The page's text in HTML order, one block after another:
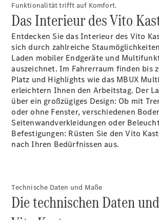
Mercedes-
Benz Store
Vito
Alle Vito
Vito
Kastenwagen
Vito Mixto
Vito Tourer
Mercedes-
Benz Store
Citan
Funktionalität trifft auf Komfort.
Das Interieur des Vito
Entdecken Sie das Interieur des Vito
sich durch zahlreiche
Laden mobiler Endgeräte und
auszeichnet. Im Fahrerraum finden bis
Platz und Highlights wie das MBUX
erleichtern Ihnen den Arbeitstag. Der
über ein großzügiges Design: Ob mit
oder ohne Fenster, verschiedenen
Seitenwandverkleidungen oder
Befestigungen: Rüsten Sie den Vito
nach Ihren Bedürfnissen aus.
Technische Daten und Maße
Die technischen Daten